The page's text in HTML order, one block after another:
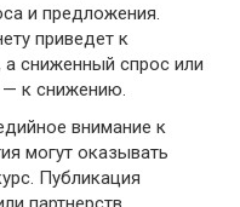
и предложения.
приведет к
сниженный спрос или
к снижению.
внимание к
могут оказывать
Публикация